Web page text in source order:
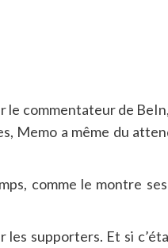
le commentateur de
Memo a même du
comme le montre
supporters. Et si